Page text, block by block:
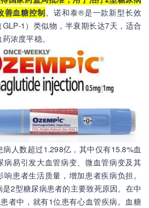
善血糖控制。诺和泰®是一款新型长效
1）类似物，半衰期长达7天，适合
浓度平稳。
人数超过1.298亿，其中仅有15.8%血
病易引发大血管病变、微血管病变及其
患者生活质量，增加患者疾病负担。
2型糖尿病患者的主要致死原因。在中
者中，就有1位患有心血管疾病。血糖